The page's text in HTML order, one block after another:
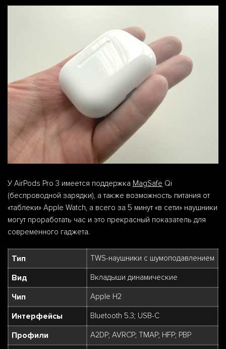
У AirPods Pro 3 имеется поддержка MagSafe Qi
(беспроводной зарядки), а также возможность питания от
«таблеки» Apple Watch, а всего за 5 минут «в сети» наушники
могут проработать час и это прекрасный показатель для
современного гаджета.
Тип TWS-наушники с шумоподавлением
Вид Вкладыши динамические
Чип Apple H2
Интерфейсы Bluetooth 5.3; USB-С
Профили A2DP; AVRCP; TMAP; HFP; PBP